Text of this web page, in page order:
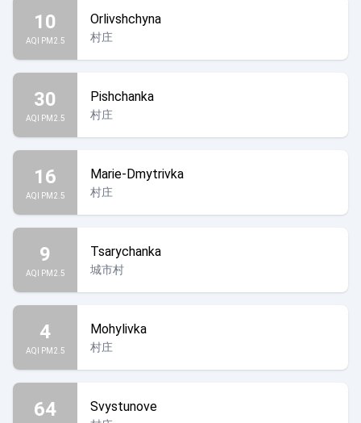
10
AQI PM2.5
Orlivshchyna
村庄
30
AQI PM2.5
Pishchanka
村庄
16
AQI PM2.5
Marie-Dmytrivka
村庄
9
AQI PM2.5
Tsarychanka
城市村
4
AQI PM2.5
Mohylivka
村庄
64 Svystunove